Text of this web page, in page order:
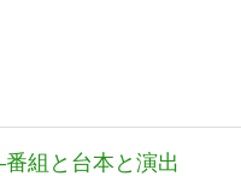
組と台本と演出